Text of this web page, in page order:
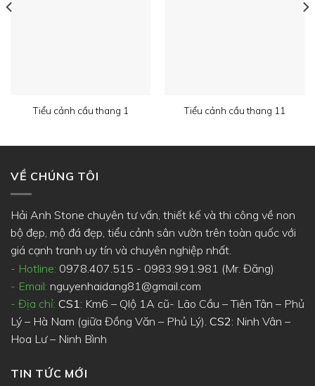
Tiểu cảnh cầu thang 1 Tiểu cảnh cầu thang 11
VỀ CHÚNG TÔI
Hải Anh Stone chuyên tư vấn, thiết kế và thi công về non
bộ đẹp, mộ đá đẹp, tiểu cảnh sân vườn trên toàn quốc với
giá cạnh tranh uy tín và chuyên nghiệp nhất.
- Hotline: 0978.407.515 - 0983.991.981 (Mr. Đăng)
- Email: nguyenhaidang81@gmail.com
- Địa chỉ: CS1: Km6 – Qlộ 1A cũ- Lão Cầu – Tiên Tân – Phủ
Lý – Hà Nam (giữa Đồng Văn – Phủ Lý). CS2: Ninh Vân –
Hoa Lư – Ninh Bình
TIN TỨC MỚI